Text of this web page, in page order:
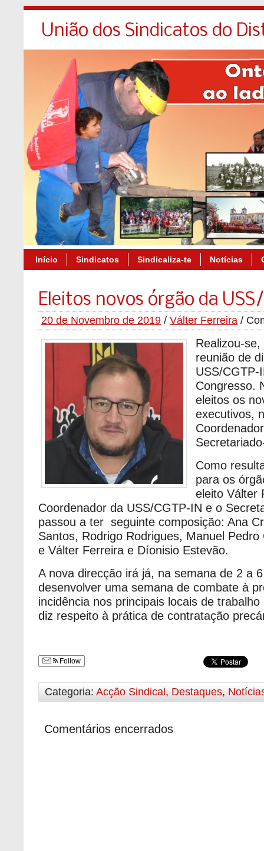
União dos Sindicatos do
Início Sindicatos Sindicaliza-te Notícias
Eleitos novos órgão da
20 de Novembro de 2019 / Válter Ferreira /
Realizou-
reunião de
USS/CGTP-
Congresso.
eleitos os
executivos,
Como
para os
eleito Válter
Coordenador da USS/CGTP-IN e o
passou a ter seguinte composição: Ana
Santos, Rodrigo Rodrigues, Manuel
e Válter Ferreira e Díonisio Estevão.
A nova direcção irá já, na semana de 2 a
desenvolver uma semana de combate à
incidência nos principais locais de
diz respeito à prática de contratação
Follow
Categoria: Acção Sindical , Destaques,
Comentários encerrados